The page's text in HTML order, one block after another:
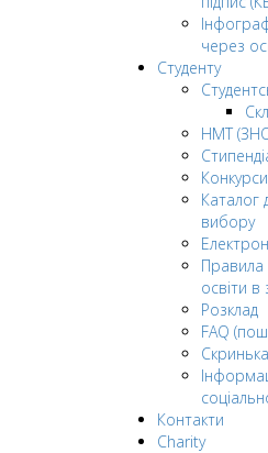
через
Студенту
НМТ
Конкурси
Каталог
вибору
Правила
освіти в
Розклад
FAQ
Контакти
Charity